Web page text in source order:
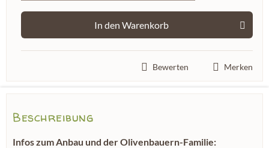
In den Warenkorb
Merken
Bewerten
Beschreibung
Infos zum Anbau und der Olivenbauern-Familie: